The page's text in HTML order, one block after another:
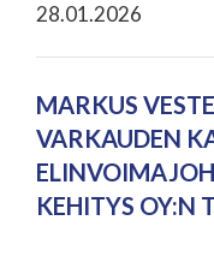
28.01.2026
MARKUS
VARKAUDEN
KEHITYS OY:N